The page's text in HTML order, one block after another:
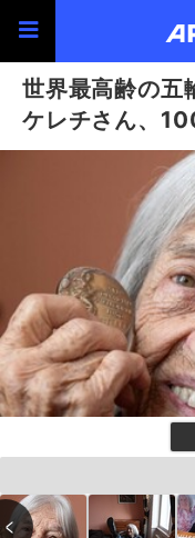
世界最高齢の五
ケレチさん、